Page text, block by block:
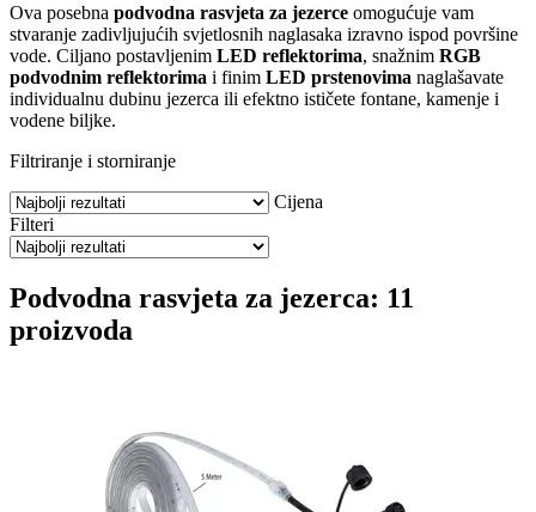
Ova posebna podvodna rasvjeta za jezerce omogućuje vam
stvaranje zadivljujućih svjetlosnih naglasaka izravno ispod površine
vode. Ciljano postavljenim LED reflektorima, snažnim RGB
podvodnim reflektorima i finim LED prstenovima naglašavate
individualnu dubinu jezerca ili efektno ističete fontane, kamenje i
vodene biljke.
Filtriranje i storniranje
Cijena
Filteri
Podvodna rasvjeta za jezerca: 11
proizvoda